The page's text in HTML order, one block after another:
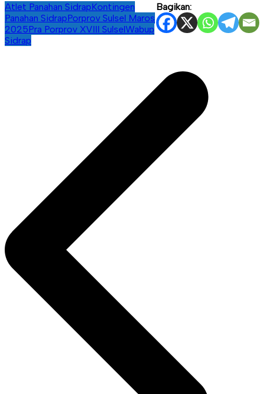
Bagikan:
Atlet Panahan SidrapKontingen
Panahan SidrapPorprov Sulsel Maros
2025Pra Porprov XVIII SulselWabup
Sidrap